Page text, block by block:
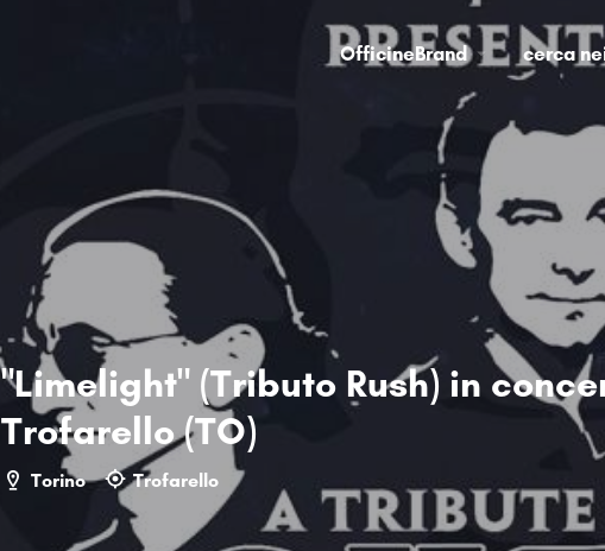
OfficineBrand cerca
"Limelight" (Tributo Rush) in
Trofarello (TO)
Torino Trofarello